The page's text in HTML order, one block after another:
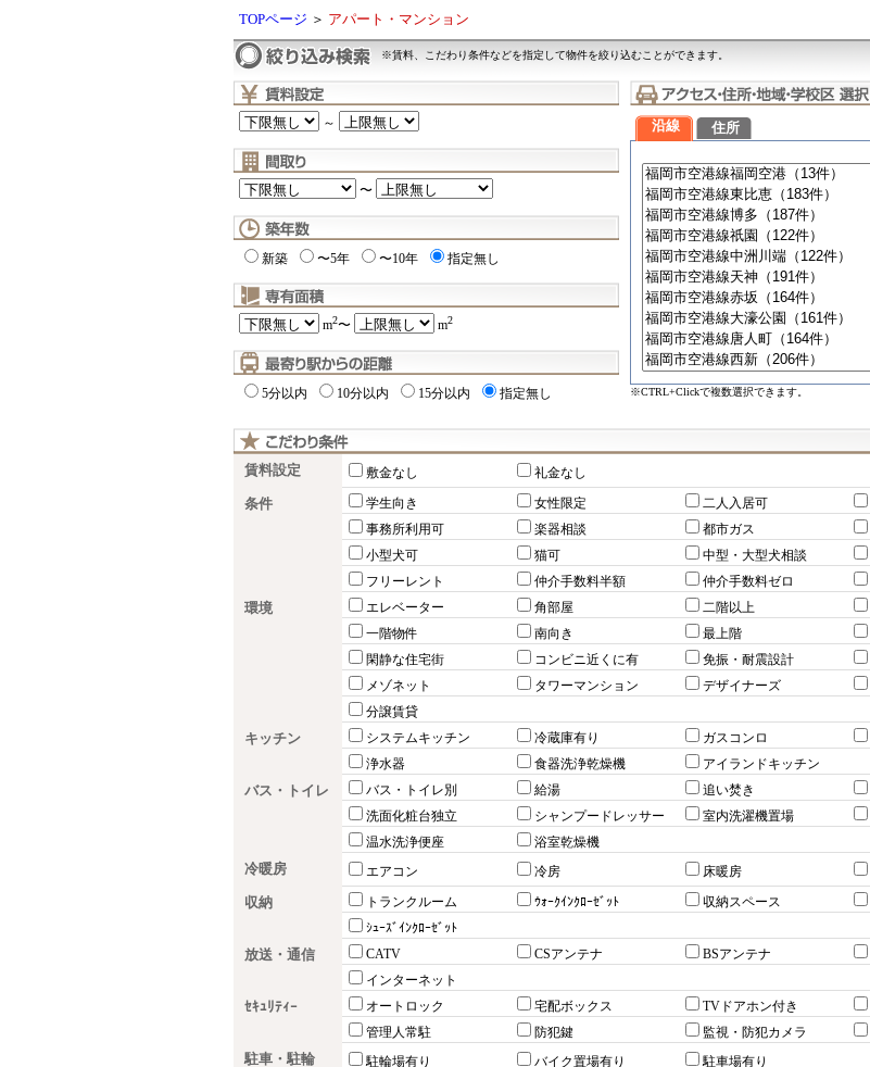
TOPページ ＞ アパート・マンション
※賃料、こだわり条件などを指定して物件を絞り込むことができます。
～
〜
新築 〜5年 〜10年 指定無し
m2〜 m2
5分以内 10分以内 15分以内 指定無し
沿線 住所
※CTRL+Clickで複数選択できます。
賃料設定 敷金なし 礼金なし
条件 学生向き 女性限定 二人入居可
事務所利用可
楽器相談 都市ガス
小型犬可
猫可 中型・大型犬相談
フリーレント
仲介手数料半額 仲介手数料ゼロ
環境 エレベーター 角部屋 二階以上
一階物件
南向き 最上階
閑静な住宅街
コンビニ近くに有 免振・耐震設計
メゾネット
タワーマンション デザイナーズ
分譲賃貸
キッチン システムキッチン 冷蔵庫有り ガスコンロ
浄水器
食器洗浄乾燥機 アイランドキッチン
バス・トイレ バス・トイレ別 給湯 追い焚き
洗面化粧台独立
シャンプードレッサー 室内洗濯機置場
温水洗浄便座
浴室乾燥機
冷暖房 エアコン 冷房 床暖房
収納 トランクルーム ｳｫｰｸｲﾝｸﾛｰｾﾞｯﾄ 収納スペース
ｼｭｰｽﾞｲﾝｸﾛｰｾﾞｯﾄ
放送・通信 CATV CSアンテナ BSアンテナ
インターネット
ｾｷｭﾘﾃｨｰ オートロック 宅配ボックス TVドアホン付き
管理人常駐
防犯鍵 監視・防犯カメラ
駐車・駐輪 駐輪場有り バイク置場有り 駐車場有り